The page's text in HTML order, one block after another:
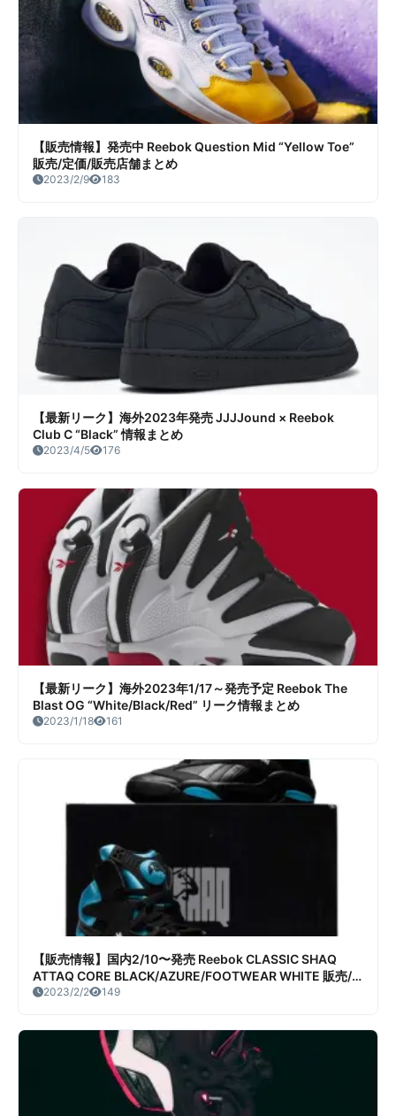
【販売情報】発売中 Reebok Question Mid “Yellow Toe”
販売/定価/販売店舗まとめ
2023/2/9 183
【最新リーク】海外2023年発売 JJJJound × Reebok
Club C “Black” 情報まとめ
2023/4/5 176
【最新リーク】海外2023年1/17～発売予定 Reebok The
Blast OG “White/Black/Red” リーク情報まとめ
2023/1/18 161
【販売情報】国内2/10〜発売 Reebok CLASSIC SHAQ
ATTAQ CORE BLACK/AZURE/FOOTWEAR WHITE 販売/
定価/店舗まとめ
2023/2/2 149